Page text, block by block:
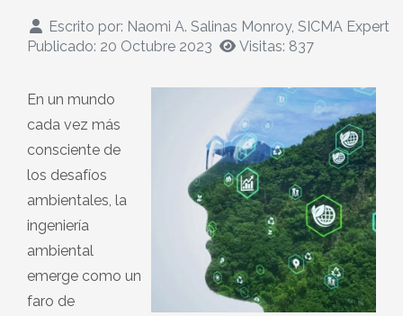
Escrito por: Naomi A. Salinas Monroy, SICMA Expert
Publicado: 20 Octubre 2023
Visitas: 837
En un mundo
cada vez más
consciente de
los desafíos
ambientales, la
ingeniería
ambiental
emerge como un
faro de